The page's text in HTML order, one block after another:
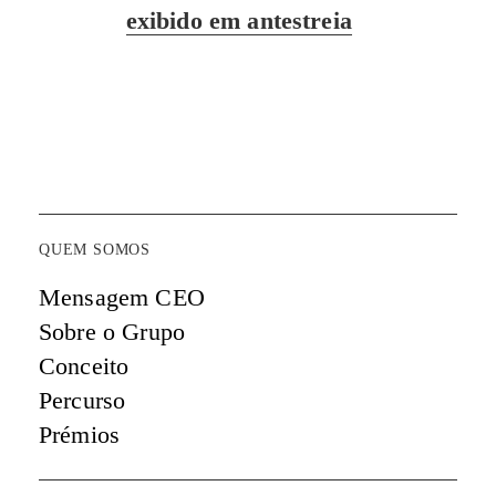
exibido em antestreia
QUEM SOMOS
Mensagem CEO
Sobre o Grupo
Conceito
Percurso
Prémios